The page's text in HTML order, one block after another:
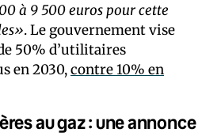
à 9 500 euros pour cette
. Le gouvernement vise
50% d’utilitaires
en 2030,contre 10% en
au gaz : une annonce